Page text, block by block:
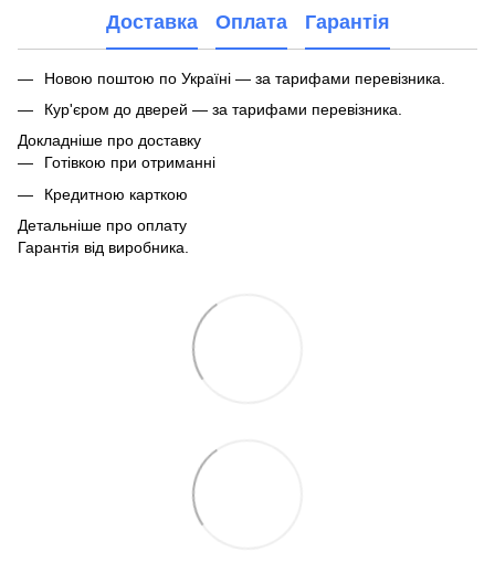
Доставка Оплата Гарантія
Новою поштою по Україні — за тарифами перевізника.
Кур'єром до дверей — за тарифами перевізника.
Докладніше про доставку
Готівкою при отриманні
Кредитною карткою
Детальніше про оплату
Гарантія від виробника.